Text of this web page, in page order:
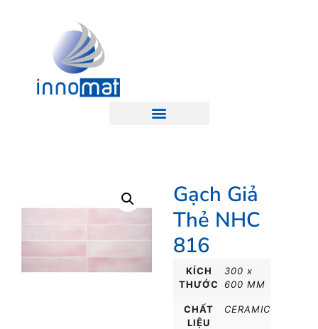
Gạch Giả
Thẻ NHC
816
KÍCH
THƯỚC
300 x
600 MM
CHẤT
LIỆU
CERAMIC